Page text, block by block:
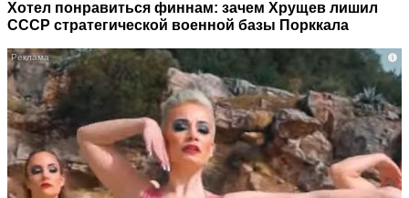
Хотел понравиться финнам: зачем Хрущев лишил
СССР стратегической военной базы Порккала
i